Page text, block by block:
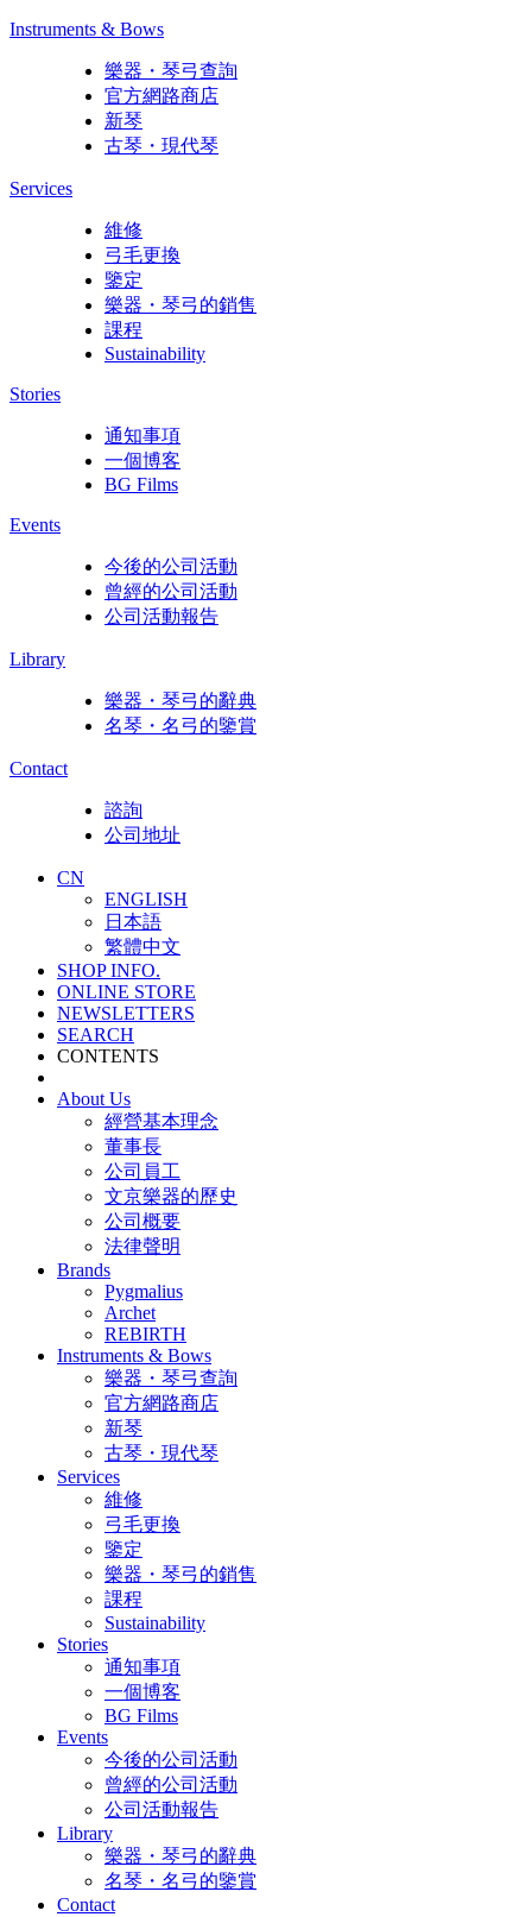
Instruments & Bows
樂器・琴弓查詢
官方網路商店
新琴
古琴・現代琴
Services
維修
弓毛更換
鑒定
樂器・琴弓的銷售
課程
Sustainability
Stories
通知事項
一個博客
BG Films
Events
今後的公司活動
曾經的公司活動
公司活動報告
Library
樂器・琴弓的辭典
名琴・名弓的鑒賞
Contact
諮詢
公司地址
CN
ENGLISH
日本語
繁體中文
SHOP INFO.
ONLINE STORE
NEWSLETTERS
SEARCH
CONTENTS
About Us
經營基本理念
董事長
公司員工
文京樂器的歷史
公司概要
法律聲明
Brands
Pygmalius
Archet
REBIRTH
Instruments & Bows
樂器・琴弓查詢
官方網路商店
新琴
古琴・現代琴
Services
維修
弓毛更換
鑒定
樂器・琴弓的銷售
課程
Sustainability
Stories
通知事項
一個博客
BG Films
Events
今後的公司活動
曾經的公司活動
公司活動報告
Library
樂器・琴弓的辭典
名琴・名弓的鑒賞
Contact